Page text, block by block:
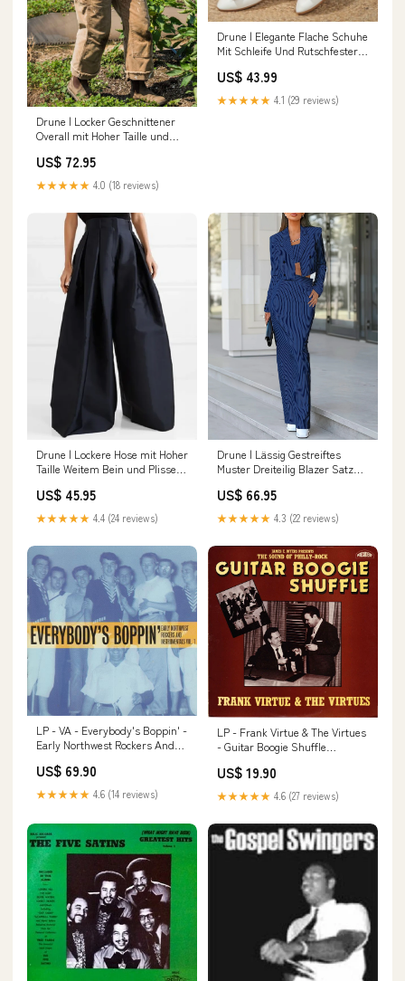
Drune | Locker Geschnittener
Overall mit Hoher Taille und
Größe:2XL
US$ 72.95
★★★★★ 4.0 (18 reviews)
Drune | Elegante Flache Schuhe
Mit Schleife Und Rutschfester
jackets-ai
US$ 43.99
★★★★★ 4.1 (29 reviews)
Drune | Lockere Hose mit Hoher
Taille Weitem Bein und Plissee
US$ 45.95
★★★★★ 4.4 (24 reviews)
Drune | Lässig Gestreiftes
Muster Dreiteilig Blazer Satz
spaghetti-straps-ai
US$ 66.95
★★★★★ 4.3 (22 reviews)
LP - VA - Everybody's Boppin' -
Early Northwest Rockers And
US$ 69.90
★★★★★ 4.6 (14 reviews)
LP - Frank Virtue & The Virtues
- Guitar Boogie Shuffle
US$ 19.90
★★★★★ 4.6 (27 reviews)